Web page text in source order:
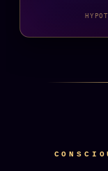
Les Limites
ZS Bundle